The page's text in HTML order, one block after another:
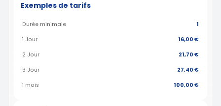
Exemples de tarifs
Durée minimale 1
1 Jour 16,00 €
2 Jour 21,70 €
3 Jour 27,40 €
1 mois 100,00 €